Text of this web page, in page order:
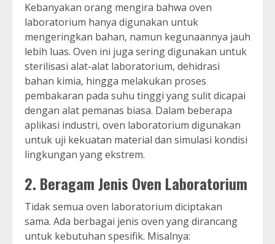
Kebanyakan orang mengira bahwa oven
laboratorium hanya digunakan untuk
mengeringkan bahan, namun kegunaannya jauh
lebih luas. Oven ini juga sering digunakan untuk
sterilisasi alat-alat laboratorium, dehidrasi
bahan kimia, hingga melakukan proses
pembakaran pada suhu tinggi yang sulit dicapai
dengan alat pemanas biasa. Dalam beberapa
aplikasi industri, oven laboratorium digunakan
untuk uji kekuatan material dan simulasi kondisi
lingkungan yang ekstrem.
2. Beragam Jenis Oven Laboratorium
Tidak semua oven laboratorium diciptakan
sama. Ada berbagai jenis oven yang dirancang
untuk kebutuhan spesifik. Misalnya: